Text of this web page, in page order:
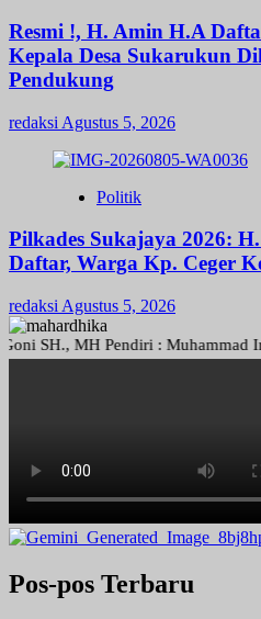
Resmi !, H. Amin H.A
Kepala Desa Sukarukun
Pendukung
redaksi Agustus 5, 2026
Politik
Pilkades Sukajaya 2026:
Daftar, Warga Kp. Ceger
redaksi Agustus 5, 2026
SH., MH Pendiri : Muhammad
Pos-pos Terbaru